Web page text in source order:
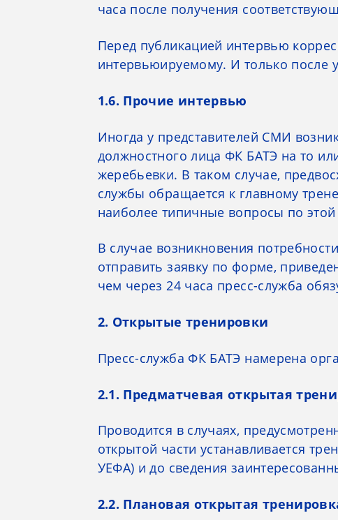
часа после получения
Перед публикацией интервью
интервьюируемому. И только после
1.6. Прочие интервью
Иногда у представителей СМИ
должностного лица ФК БАТЭ на то
жеребьевки. В таком случае,
службы обращается к главному
наиболее типичные вопросы по
В случае возникновения
отправить заявку по форме,
чем через 24 часа пресс-служба
2. Открытые тренировки
Пресс-служба ФК БАТЭ намерена
2.1. Предматчевая открытая
Проводится в случаях,
открытой части устанавливается
УЕФА) и до сведения
2.2. Плановая открытая